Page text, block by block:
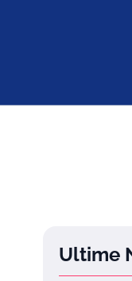
Ultime